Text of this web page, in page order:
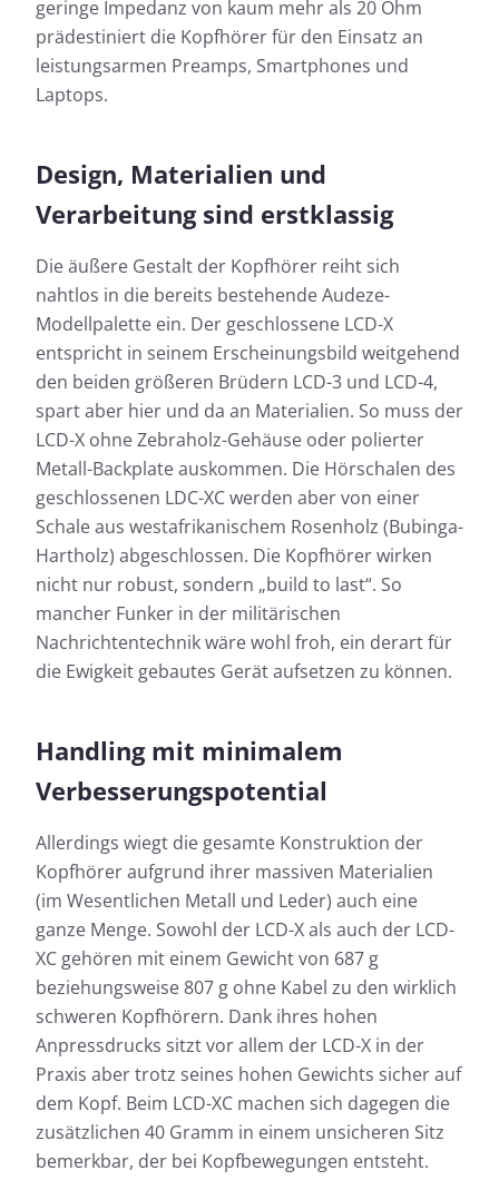
geringe Impedanz von kaum mehr als 20 Ohm
prädestiniert die Kopfhörer für den Einsatz an
leistungsarmen Preamps, Smartphones und
Laptops.
Design, Materialien und
Verarbeitung sind erstklassig
Die äußere Gestalt der Kopfhörer reiht sich
nahtlos in die bereits bestehende Audeze-
Modellpalette ein. Der geschlossene LCD-X
entspricht in seinem Erscheinungsbild weitgehend
den beiden größeren Brüdern LCD-3 und LCD-4,
spart aber hier und da an Materialien. So muss der
LCD-X ohne Zebraholz-Gehäuse oder polierter
Metall-Backplate auskommen. Die Hörschalen des
geschlossenen LDC-XC werden aber von einer
Schale aus westafrikanischem Rosenholz (Bubinga-
Hartholz) abgeschlossen. Die Kopfhörer wirken
nicht nur robust, sondern „build to last“. So
mancher Funker in der militärischen
Nachrichtentechnik wäre wohl froh, ein derart für
die Ewigkeit gebautes Gerät aufsetzen zu können.
Handling mit minimalem
Verbesserungspotential
Allerdings wiegt die gesamte Konstruktion der
Kopfhörer aufgrund ihrer massiven Materialien
(im Wesentlichen Metall und Leder) auch eine
ganze Menge. Sowohl der LCD-X als auch der LCD-
XC gehören mit einem Gewicht von 687 g
beziehungsweise 807 g ohne Kabel zu den wirklich
schweren Kopfhörern. Dank ihres hohen
Anpressdrucks sitzt vor allem der LCD-X in der
Praxis aber trotz seines hohen Gewichts sicher auf
dem Kopf. Beim LCD-XC machen sich dagegen die
zusätzlichen 40 Gramm in einem unsicheren Sitz
bemerkbar, der bei Kopfbewegungen entsteht.